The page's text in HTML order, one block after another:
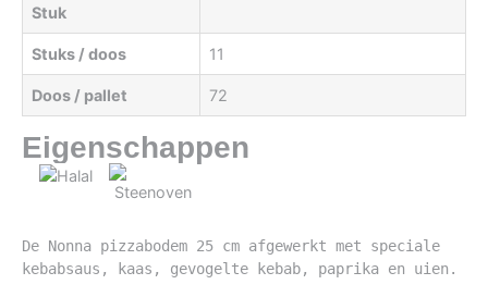
Stuk
Stuks / doos 11
Doos / pallet 72
Eigenschappen
De Nonna pizzabodem 25 cm afgewerkt met speciale
kebabsaus, kaas, gevogelte kebab, paprika en uien.